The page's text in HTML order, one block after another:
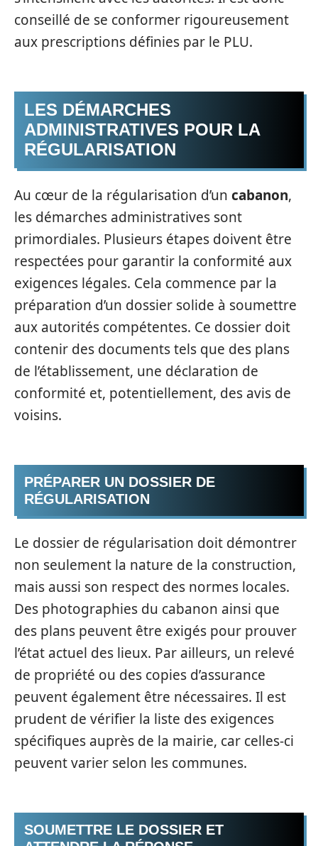
conseillé de se conformer rigoureusement
aux prescriptions définies par le PLU.
LES DÉMARCHES
ADMINISTRATIVES POUR LA
RÉGULARISATION
Au cœur de la régularisation d’un cabanon,
les démarches administratives sont
primordiales. Plusieurs étapes doivent être
respectées pour garantir la conformité aux
exigences légales. Cela commence par la
préparation d’un dossier solide à soumettre
aux autorités compétentes. Ce dossier doit
contenir des documents tels que des plans
de l’établissement, une déclaration de
conformité et, potentiellement, des avis de
voisins.
PRÉPARER UN DOSSIER DE
RÉGULARISATION
Le dossier de régularisation doit démontrer
non seulement la nature de la construction,
mais aussi son respect des normes locales.
Des photographies du cabanon ainsi que
des plans peuvent être exigés pour prouver
l’état actuel des lieux. Par ailleurs, un relevé
de propriété ou des copies d’assurance
peuvent également être nécessaires. Il est
prudent de vérifier la liste des exigences
spécifiques auprès de la mairie, car celles-ci
peuvent varier selon les communes.
SOUMETTRE LE DOSSIER ET